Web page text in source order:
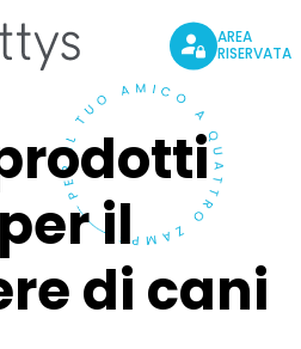
AREA
RISERVATA
il
di cani